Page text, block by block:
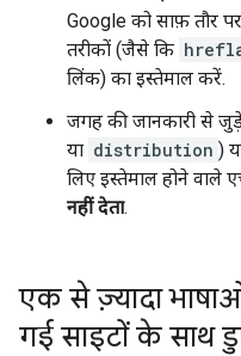
Google को साफ़ तौर
तरीकों (जैसे कि
लिंक) का इस्तेमाल करें.
जगह की जानकारी से
या distribution )
लिए इस्तेमाल होने वाले
नहीं देता.
एक से ज़्यादा
गई साइटों के साथ